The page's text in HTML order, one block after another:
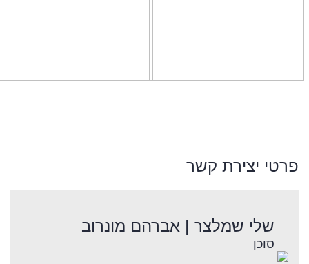
פרטי יצירת קשר
שלי שמלצר | אברהם מונרוב
סוכן